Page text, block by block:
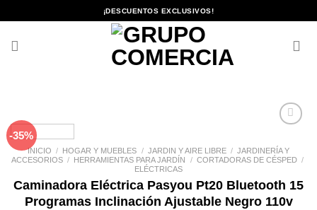
al
¡DESCUENTOS EXCLUSIVOS!
-35%
lista de
deseos
INICIO / HOGAR Y MUEBLES / JARDIN Y AIRE LIBRE / JARDINERÍA Y
ACCESORIOS / HERRAMIENTAS PARA JARDÍN / CORTADORAS DE CÉSPED /
ELÉCTRICAS
Caminadora Eléctrica Pasyou Pt20 Bluetooth 15
Programas Inclinación Ajustable Negro 110v